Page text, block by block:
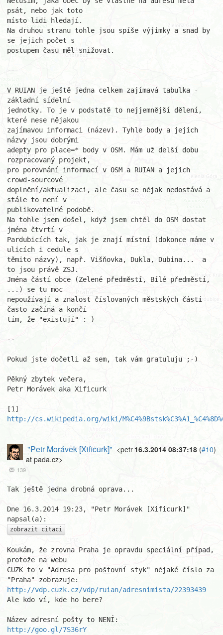
psát, nebo jak toto
místo lidi hledají.
Na druhou stranu tohle jsou spíše výjimky a snad by
se jejich počet s
postupem času měl snižovat.
--
V RUIAN je ještě jedna celkem zajímavá tabulka -
základní sídelní
jednotky. To je v podstatě to nejjemnější dělení,
které nese nějakou
zajímavou informaci (název). Tyhle body a jejich
názvy jsou dobrými
adepty pro place=* body v OSM. Mám už delší dobu
rozpracovaný projekt,
pro porovnání informací v OSM a RUIAN a jejich
crowd-sourcové
doplnění/aktualizaci, ale času se nějak nedostává a
stále to není v
publikovatelné podobě.
Na tohle jsem došel, když jsem chtěl do OSM dostat
jména čtvrtí v
Pardubicích tak, jak je znají místní (dokonce máme v
ulicích i cedule s
těmito názvy), např. Višňovka, Dukla, Dubina...  a
to jsou právě ZSJ.
Jména částí obce (Zelené předměstí, Bílé předměstí,
...) se tu moc
nepoužívají a znalost číslovaných městských částí
často začíná a končí
tím, že "existují" :-)
--
Pokud jste dočetli až sem, tak vám gratuluju ;-)
Pěkný zbytek večera,
Petr Morávek aka Xificurk
http://cs.wikipedia.org/wiki/
16.3.2014 08:37:18 (#10)
"Petr Morávek [Xificurk]" <petr
at pada.cz>
139
Tak ještě jedna drobná oprava...
Dne 16.3.2014 19:23, "Petr Morávek [Xificurk]"
zobrazit citaci
Koukám, že zrovna Praha je opravdu speciální případ,
protože na webu
CUZK to v "Adresa pro poštovní styk" nějaké číslo za
http://vdp.cuzk.cz/vdp/ruian/adresnimista/22393439
Ale kdo ví, kde ho bere?
http://goo.gl/7S36rY